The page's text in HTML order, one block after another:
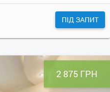
ПІД ЗАПИТ
2 875 ГРН